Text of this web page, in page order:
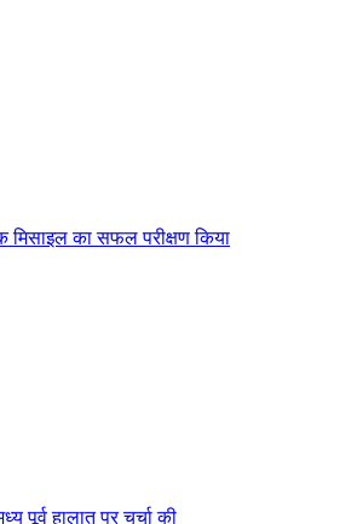
मिसाइल का सफल परीक्षण किया
पूर्व हालात पर चर्चा की